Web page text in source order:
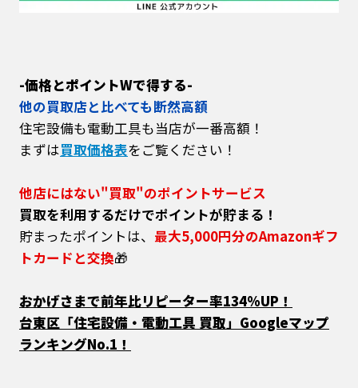
-価格とポイントWで得する-
他の買取店と比べても断然高額
住宅設備も電動工具も当店が一番高額！
まずは買取価格表をご覧ください！
他店にはない"買取"のポイントサービス
買取を利用するだけでポイントが貯まる！
貯まったポイントは、 最大5,000円分のAmazonギフ
トカードと交換🎁
おかげさまで前年比リピーター率134%UP！
台東区「住宅設備・電動工具 買取」Googleマップ
ランキングNo.1！